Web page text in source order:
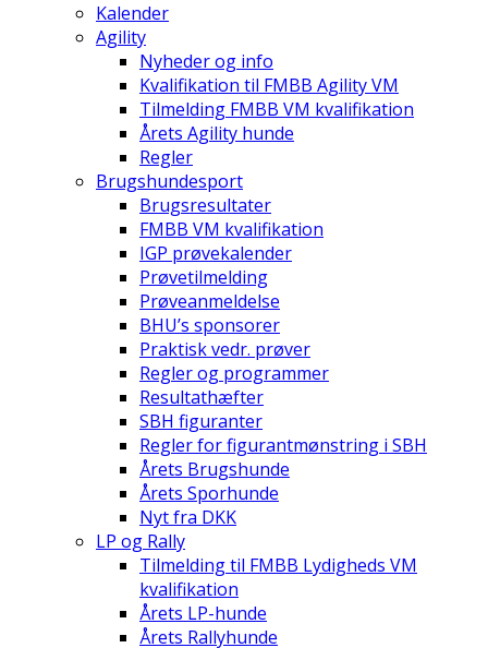
Kalender
Agility
Nyheder og info
Kvalifikation til FMBB Agility VM
Tilmelding FMBB VM kvalifikation
Årets Agility hunde
Regler
Brugshundesport
Brugsresultater
FMBB VM kvalifikation
IGP prøvekalender
Prøvetilmelding
Prøveanmeldelse
BHU’s sponsorer
Praktisk vedr. prøver
Regler og programmer
Resultathæfter
SBH figuranter
Regler for figurantmønstring i SBH
Årets Brugshunde
Årets Sporhunde
Nyt fra DKK
LP og Rally
Tilmelding til FMBB Lydigheds VM
kvalifikation
Årets LP-hunde
Årets Rallyhunde